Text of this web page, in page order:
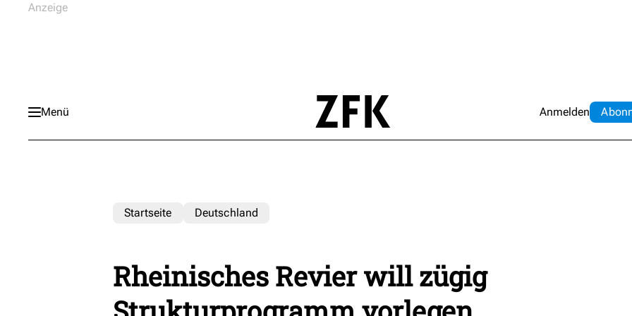
Menü Anmelden Abo
Startseite Deutschland
Rheinisches Revier will zügig